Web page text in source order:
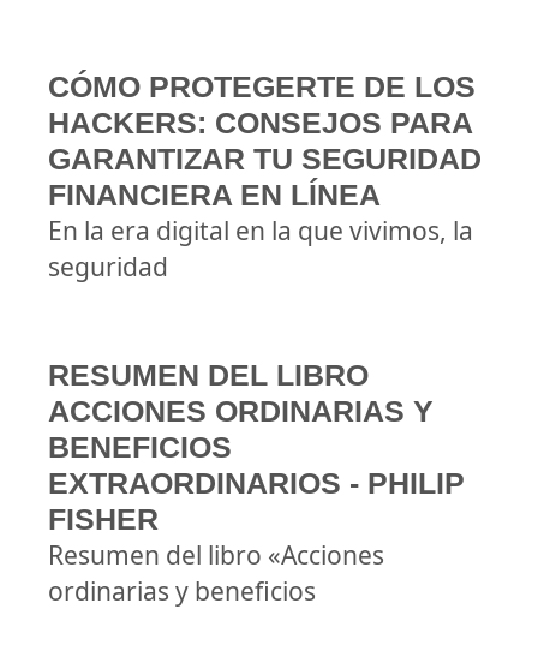
CÓMO PROTEGERTE DE LOS
HACKERS: CONSEJOS PARA
GARANTIZAR TU SEGURIDAD
FINANCIERA EN LÍNEA
En la era digital en la que vivimos, la
seguridad
RESUMEN DEL LIBRO
ACCIONES ORDINARIAS Y
BENEFICIOS
EXTRAORDINARIOS - PHILIP
FISHER
Resumen del libro «Acciones
ordinarias y beneficios